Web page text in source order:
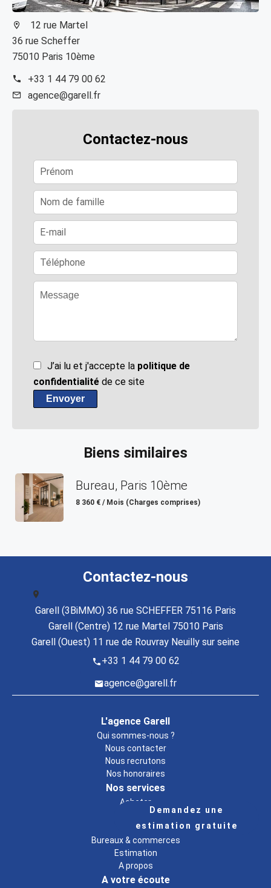
12 rue Martel
36 rue Scheffer
75010 Paris 10ème
+33 1 44 79 00 62
agence@garell.fr
Contactez-nous
J’ai lu et j'accepte la politique de
confidentialité de ce site
Envoyer
Biens similaires
Bureau, Paris 10ème
8 360 € / Mois (Charges comprises)
Demandez une
estimation gratuite
Contactez-nous
Garell (3BiMMO) 36 rue SCHEFFER 75116 Paris
Garell (Centre) 12 rue Martel 75010 Paris
Garell (Ouest) 11 rue de Rouvray Neuilly sur seine
+33 1 44 79 00 62
agence@garell.fr
L'agence Garell
Qui sommes-nous ?
Nous contacter
Nous recrutons
Nos honoraires
Nos services
Acheter
Louer
Bureaux & commerces
Estimation
A propos
A votre écoute